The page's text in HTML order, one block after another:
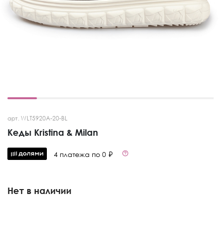
арт. WLT5920A-20-BL
Кеды Kristina & Milan
4 платежа по 0 ₽
Нет в наличии